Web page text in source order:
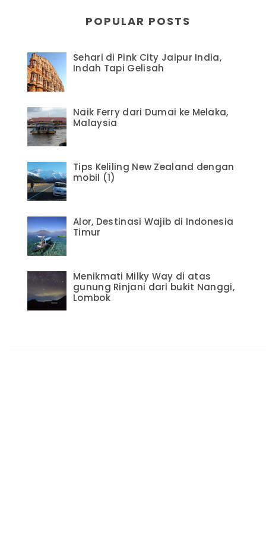
POPULAR POSTS
Sehari di Pink City Jaipur India,
Indah Tapi Gelisah
Naik Ferry dari Dumai ke Melaka,
Malaysia
Tips Keliling New Zealand dengan
mobil (1)
Alor, Destinasi Wajib di Indonesia
Timur
Menikmati Milky Way di atas
gunung Rinjani dari bukit Nanggi,
Lombok